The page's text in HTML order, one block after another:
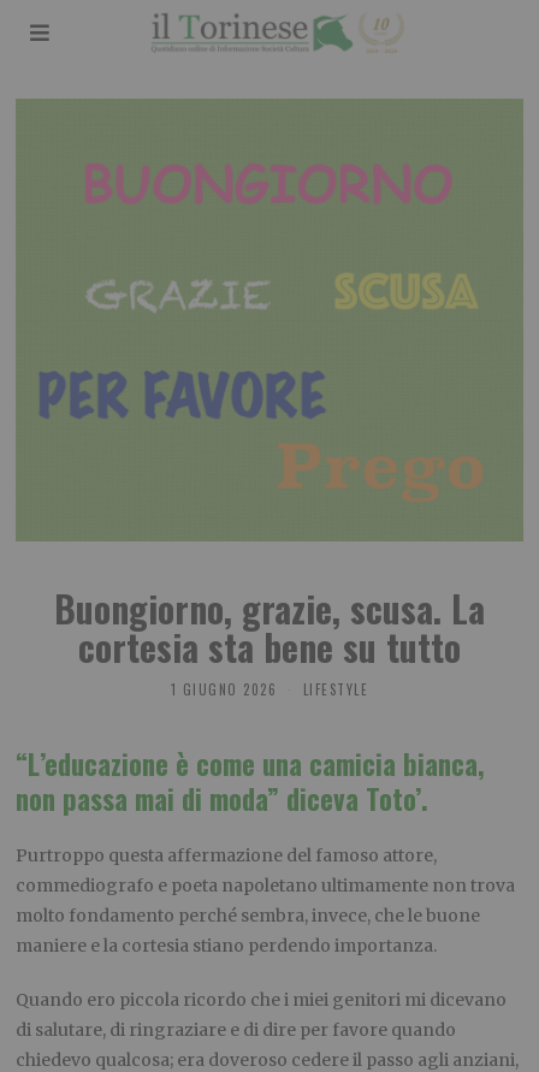
Buongiorno, grazie, scusa. La
cortesia sta bene su tutto
1 GIUGNO 2026 LIFESTYLE
“L’educazione è come una camicia bianca,
non passa mai di moda” diceva Toto’.
Purtroppo questa affermazione del famoso attore,
commediografo e poeta napoletano ultimamente non trova
molto fondamento perché sembra, invece, che le buone
maniere e la cortesia stiano perdendo importanza.
Quando ero piccola ricordo che i miei genitori mi dicevano
di salutare, di ringraziare e di dire per favore quando
chiedevo qualcosa; era doveroso cedere il passo agli anziani,